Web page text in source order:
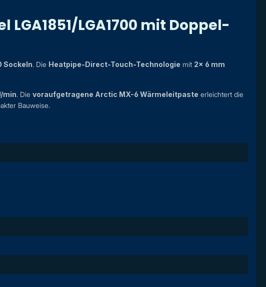
LGA1851/LGA1700 mit Doppel-
Sockeln. Die Heatpipe-Direct-Touch-Technologie mit 2x 6 mm
min. Die voraufgetragene Arctic MX-6 Wärmeleitpaste erleichtert die
Bauweise.